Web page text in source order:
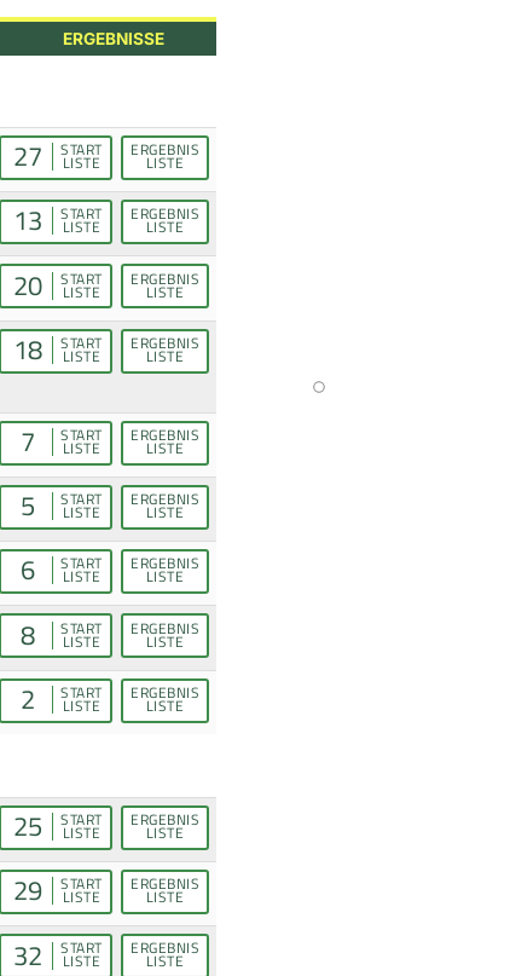
ERGEBNISSE
27 START
LISTE
ERGEBNIS
LISTE
13 START
LISTE
ERGEBNIS
LISTE
20 START
LISTE
ERGEBNIS
LISTE
18 START
LISTE
ERGEBNIS
LISTE
7 START
LISTE
ERGEBNIS
LISTE
5 START
LISTE
ERGEBNIS
LISTE
6 START
LISTE
ERGEBNIS
LISTE
8 START
LISTE
ERGEBNIS
LISTE
2 START
LISTE
ERGEBNIS
LISTE
25 START
LISTE
ERGEBNIS
LISTE
29 START
LISTE
ERGEBNIS
LISTE
32 START
LISTE
ERGEBNIS
LISTE